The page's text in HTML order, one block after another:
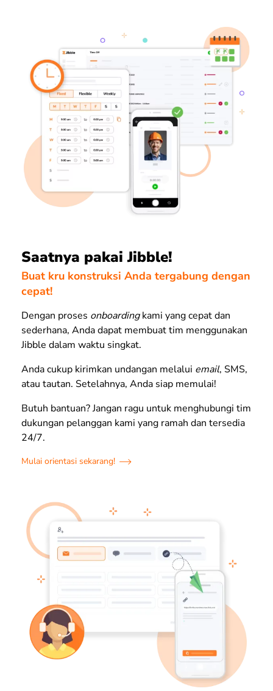
Saatnya pakai Jibble!
Buat kru konstruksi Anda tergabung dengan
cepat!
Dengan proses onboardingkami yang cepat dan
sederhana, Anda dapat membuat tim menggunakan
Jibble dalam waktu singkat.
Anda cukup kirimkan undangan melalui email, SMS,
atau tautan. Setelahnya, Anda siap memulai!
Butuh bantuan? Jangan ragu untuk menghubungi tim
dukungan pelanggan kami yang ramah dan tersedia
24/7.
Mulai orientasi sekarang!